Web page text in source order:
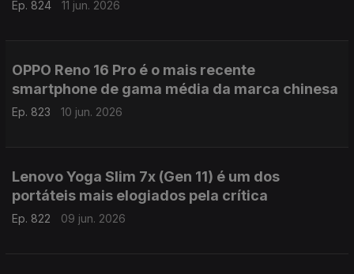
Ep. 824 11 jun. 2026
OPPO Reno 16 Pro é o mais recente
smartphone de gama média da marca chinesa
Ep. 823 10 jun. 2026
Lenovo Yoga Slim 7x (Gen 11) é um dos
portáteis mais elogiados pela crítica
Ep. 822 09 jun. 2026